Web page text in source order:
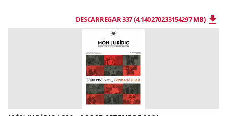
DESCARREGAR 337 (4.140270233154297 MB)